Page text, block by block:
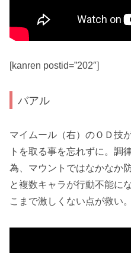
[kanren postid=”202″]
バアル
マイムール（右） のＯＤ技
トを取る事を忘れずに。調
為、 マウントではなかなか
と複数キャラが行動不能に
こまで激しくない点が救い。